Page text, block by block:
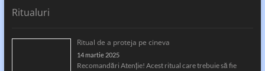
Ritualuri
Ritual de a proteja pe cineva
14 martie 2025
Recomandări Atenție! Acest ritual care trebuie să fie